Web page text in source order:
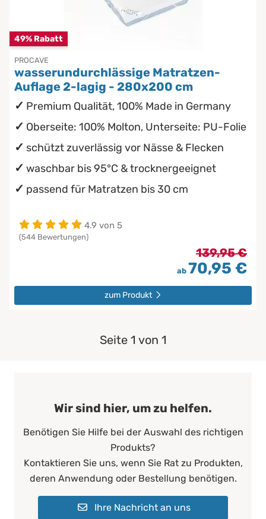
49% Rabatt
PROCAVE
wasserundurchlässige Matratzen-
Auflage 2-lagig - 280x200 cm
Premium Qualität, 100% Made in Germany
Oberseite: 100% Molton, Unterseite: PU-Folie
schützt zuverlässig vor Nässe & Flecken
waschbar bis 95°C & trocknergeeignet
passend für Matratzen bis 30 cm
4.9 von 5
(544 Bewertungen)
139,95 €
ab 70,95 €
zum Produkt
Seite 1 von 1
Wir sind hier, um zu helfen.
Benötigen Sie Hilfe bei der Auswahl des richtigen
Produkts?
Kontaktieren Sie uns, wenn Sie Rat zu Produkten,
deren Anwendung oder Bestellung benötigen.
Ihre Nachricht an uns
wasserdichte Matratzenschoner
Babymatratzen
Antidekubitusmatratzen
Pflegematratzen
Matratzen nach Maß
Die beste Schlafposition finden
Die besten Sommerbettdecken
Die richtige Matratze kaufen